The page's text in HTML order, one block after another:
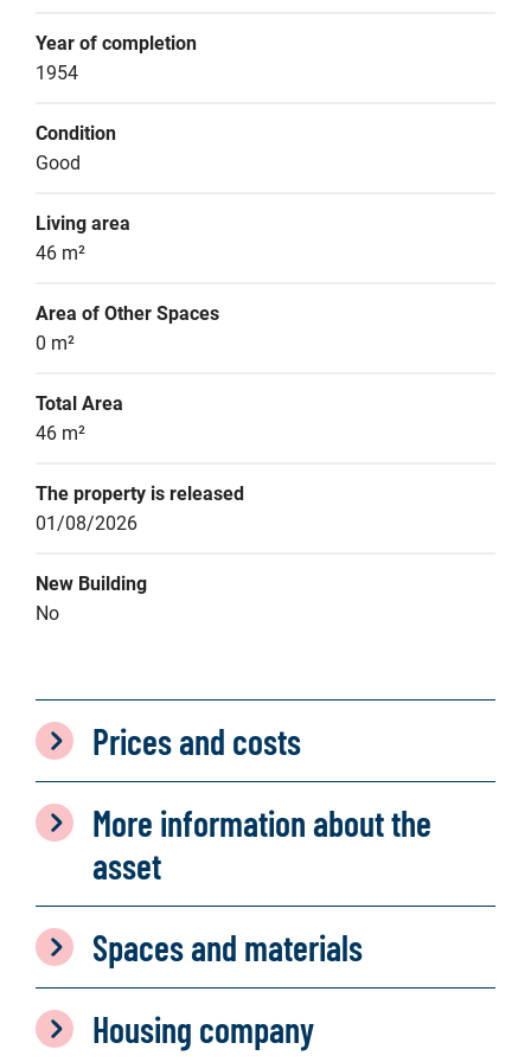
Year of completion
1954
Condition
Good
Living area
46 m²
Area of Other Spaces
0 m²
Total Area
46 m²
The property is released
01/08/2026
New Building
No
Prices and costs
More information about the
asset
Spaces and materials
Housing company